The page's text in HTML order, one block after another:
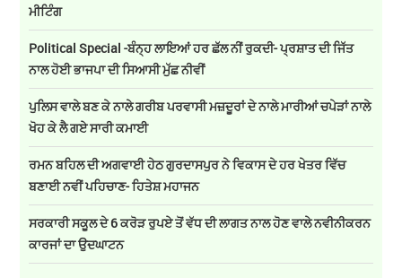
ਮੀਟਿੰਗ
Political Special -ਬੰਨ੍ਹ ਲਾਇਆਂ ਹਰ ਛੱਲ ਨੀਂ ਰੁਕਦੀ- ਪ੍ਰਸ਼ਾਤ ਦੀ ਜਿੱਤ
ਨਾਲ ਹੋਈ ਭਾਜਪਾ ਦੀ ਸਿਆਸੀ ਮੁੱਛ ਨੀਵੀਂ
ਪੁਲਿਸ ਵਾਲੇ ਬਣ ਕੇ ਨਾਲੇ ਗਰੀਬ ਪਰਵਾਸੀ ਮਜ਼ਦੂਰਾਂ ਦੇ ਨਾਲੇ ਮਾਰੀਆਂ ਚਪੇੜਾਂ ਨਾਲੇ
ਖੋਹ ਕੇ ਲੈ ਗਏ ਸਾਰੀ ਕਮਾਈ
ਰਮਨ ਬਹਿਲ ਦੀ ਅਗਵਾਈ ਹੇਠ ਗੁਰਦਾਸਪੁਰ ਨੇ ਵਿਕਾਸ ਦੇ ਹਰ ਖੇਤਰ ਵਿੱਚ
ਬਣਾਈ ਨਵੀਂ ਪਹਿਚਾਣ- ਹਿਤੇਸ਼ ਮਹਾਜਨ
ਸਰਕਾਰੀ ਸਕੂਲ ਦੇ 6 ਕਰੋੜ ਰੁਪਏ ਤੋਂ ਵੱਧ ਦੀ ਲਾਗਤ ਨਾਲ ਹੋਣ ਵਾਲੇ ਨਵੀਨੀਕਰਨ
ਕਾਰਜਾਂ ਦਾ ਉਦਘਾਟਨ